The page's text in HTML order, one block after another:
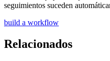
seguimientos suceden
build a workflow
Relacionados